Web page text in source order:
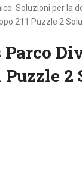
Soluzioni per la
211 Puzzle 2
Parco
Puzzle